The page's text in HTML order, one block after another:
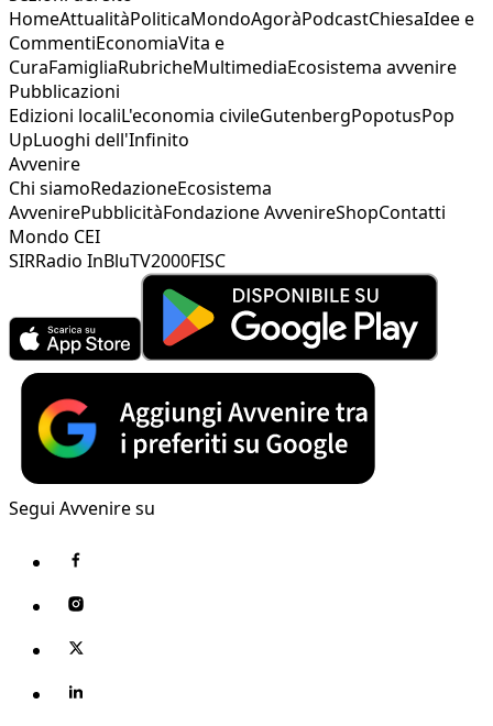
HomeAttualitàPoliticaMondoAgoràPodcastChiesaIdee e
CommentiEconomiaVita e
CuraFamigliaRubricheMultimediaEcosistema avvenire
Pubblicazioni
Edizioni localiL'economia civileGutenbergPopotusPop
UpLuoghi dell'Infinito
Avvenire
Chi siamoRedazioneEcosistema
AvvenirePubblicitàFondazione AvvenireShopContatti
Mondo CEI
SIRRadio InBluTV2000FISC
Segui Avvenire su